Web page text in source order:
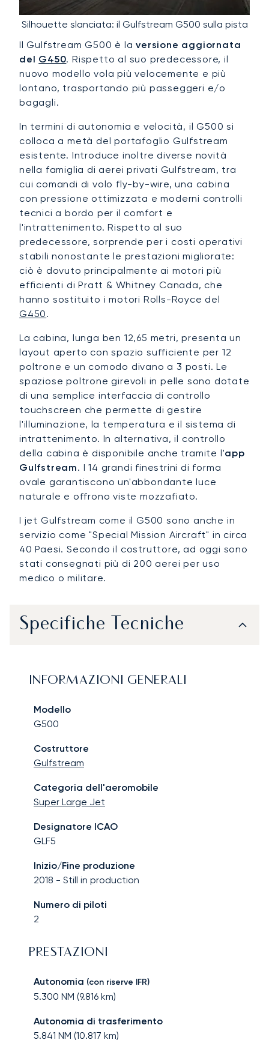
Silhouette slanciata: il Gulfstream G500 sulla pista
Il Gulfstream G500 è laversione aggiornata
del G450. Rispetto al suo predecessore, il
nuovo modello vola più velocemente e più
lontano, trasportando più passeggeri e/o
bagagli.
In termini di autonomia e velocità, il G500 si
colloca a metà del portafoglio Gulfstream
esistente. Introduce inoltre diverse novità
nella famiglia di aerei privati Gulfstream, tra
cui comandi di volo fly-by-wire, una cabina
con pressione ottimizzata e moderni controlli
tecnici a bordo per il comfort e
l'intrattenimento. Rispetto al suo
predecessore, sorprende per i costi operativi
stabili nonostante le prestazioni migliorate:
ciò è dovuto principalmente ai motori più
efficienti di Pratt & Whitney Canada, che
hanno sostituito i motori Rolls-Royce del
G450.
La cabina, lunga ben 12,65 metri, presenta un
layout aperto con spazio sufficiente per 12
poltrone e un comodo divano a 3 posti. Le
spaziose poltrone girevoli in pelle sono dotate
di una semplice interfaccia di controllo
touchscreen che permette di gestire
l'illuminazione, la temperatura e il sistema di
intrattenimento. In alternativa, il controllo
della cabina è disponibile anche tramite l'app
Gulfstream. I 14 grandi finestrini di forma
ovale garantiscono un'abbondante luce
naturale e offrono viste mozzafiato.
I jet Gulfstream come il G500 sono anche in
servizio come "Special Mission Aircraft" in circa
40 Paesi. Secondo il costruttore, ad oggi sono
stati consegnati più di 200 aerei per uso
medico o militare.
Specifiche Tecniche
INFORMAZIONI GENERALI
Modello
G500
Costruttore
Gulfstream
Categoria dell'aeromobile
Super Large Jet
Designatore ICAO
GLF5
Inizio/Fine produzione
2018 - Still in production
Numero di piloti
2
PRESTAZIONI
Autonomia (con riserve IFR)
5.300 NM (9.816 km)
Autonomia di trasferimento
5.841 NM (10.817 km)